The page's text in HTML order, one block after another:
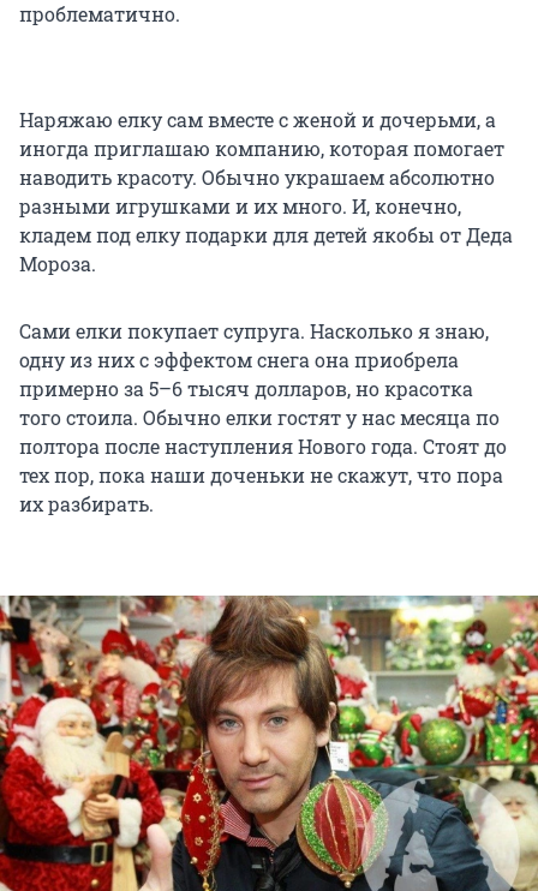
проблематично.
Наряжаю елку сам вместе с женой и дочерьми, а
иногда приглашаю компанию, которая помогает
наводить красоту. Обычно украшаем абсолютно
разными игрушками и их много. И, конечно,
кладем под елку подарки для детей якобы от Деда
Мороза.
Сами елки покупает супруга. Насколько я знаю,
одну из них с эффектом снега она приобрела
примерно за 5–6 тысяч долларов, но красотка
того стоила. Обычно елки гостят у нас месяца по
полтора после наступления Нового года. Стоят до
тех пор, пока наши доченьки не скажут, что пора
их разбирать.